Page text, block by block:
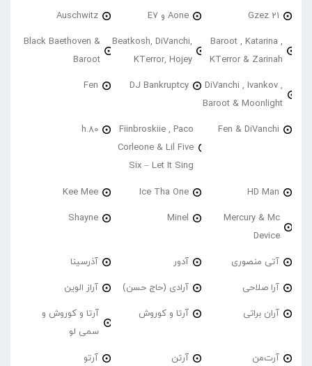
21 Gzez Aone و E7 Auschwitz
Baroot , Katarina ,
KTerror & Zarinah
Beatkosh, DiVanchi,
KTerror, Hojey
Black Baethoven &
Baroot
DiVanchi , Ivankov ,
Baroot & Moonlight
DJ Bankruptcy
Fen
Fen & DiVanchi
Fiinbroskiie , Paco
Corleone & Lil Five
Six – Let It Sing
h.80
HD Man
Ice Tha One
Kee Mee
Mercury & Mc
Device
Minel
Shayne
آتی منصوری آدور آذرسینا
آرا صلاحی آرادی (حاج حسن) آراز الوین
آران براتی آرتا و کوروش
آرتا و کوروش و
سمی لو
آرت‌من آرتن آرتو